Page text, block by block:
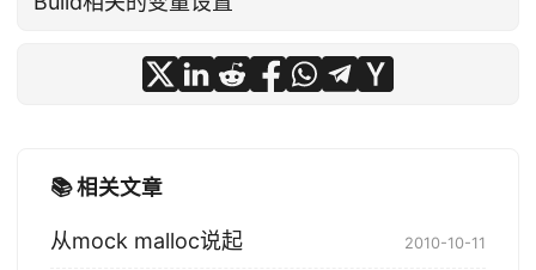
📚 相关文章
从mock malloc说起 2010-10-11